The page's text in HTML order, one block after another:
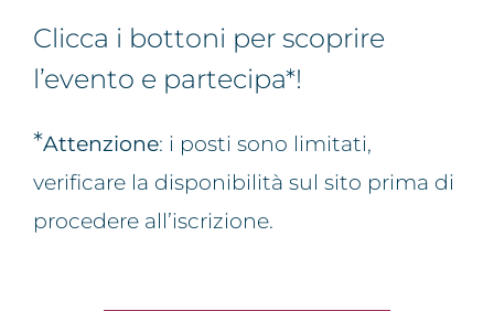
Clicca i bottoni per scoprire
l’evento e partecipa*!
*Attenzione: i posti sono limitati,
verificare la disponibilità sul sito prima di
procedere all’iscrizione.